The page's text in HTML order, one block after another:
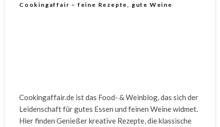
Cookingaffair – feine Rezepte, gute Weine
Cookingaffair.de ist das Food- & Weinblog, das sich der
Leidenschaft für gutes Essen und feinen Weine widmet.
Hier finden Genießer kreative Rezepte, die klassische